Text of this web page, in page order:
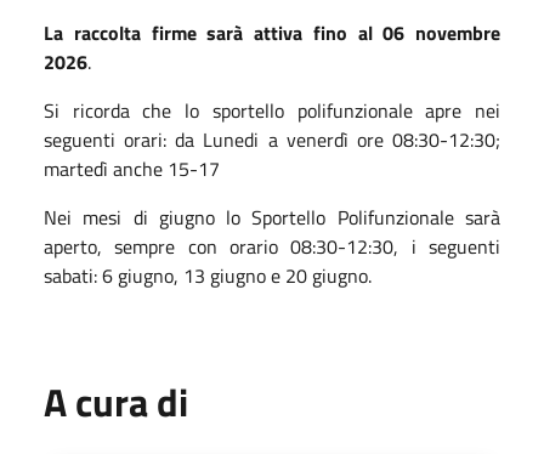
La raccolta firme sarà attiva fino al 06 novembre
2026.
Si ricorda che lo sportello polifunzionale apre nei
seguenti orari: da Lunedi a venerdì ore 08:30-12:30;
martedì anche 15-17
Nei mesi di giugno lo Sportello Polifunzionale sarà
aperto, sempre con orario 08:30-12:30, i seguenti
sabati: 6 giugno, 13 giugno e 20 giugno.
A cura di